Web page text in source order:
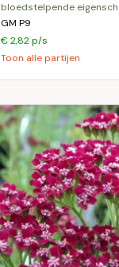
bloedstelpende
GM P9
€ 2,82 p/s
Toon alle partijen